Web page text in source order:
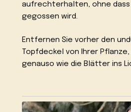
aufrechterhalten, ohne dass
gegossen wird.
Entfernen Sie vorher den
Topfdeckel von Ihrer
genauso wie die Blätter ins